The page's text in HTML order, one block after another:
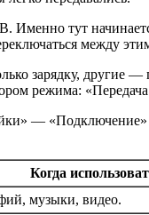
Именно тут
между
зарядку, другие
режима:
—
Когда
музыки, видео.